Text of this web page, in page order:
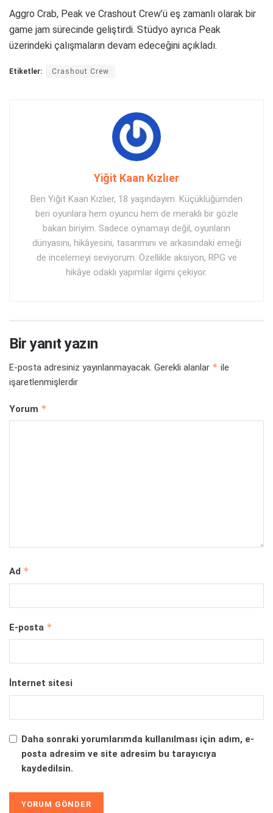
Aggro Crab, Peak ve Crashout Crew’ü eş zamanlı olarak bir
game jam sürecinde geliştirdi. Stüdyo ayrıca Peak
üzerindeki çalışmaların devam edeceğini açıkladı.
Etiketler: Crashout Crew
Yiğit Kaan Kızlıer
Ben Yiğit Kaan Kızlıer, 18 yaşındayım. Küçüklüğümden
beri oyunlara hem oyuncu hem de meraklı bir gözle
bakan biriyim. Sadece oynamayı değil, oyunların
dünyasını, hikâyesini, tasarımını ve arkasındaki emeği
de incelemeyi seviyorum. Özellikle aksiyon, RPG ve
hikâye odaklı yapımlar ilgimi çekiyor.
Bir yanıt yazın
E-posta adresiniz yayınlanmayacak. Gerekli alanlar * ile
işaretlenmişlerdir
Yorum *
Ad *
E-posta *
İnternet sitesi
Daha sonraki yorumlarımda kullanılması için adım, e-
posta adresim ve site adresim bu tarayıcıya
kaydedilsin.